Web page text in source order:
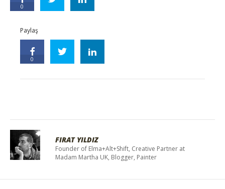
0
Paylaş
0
FIRAT YILDIZ
Founder of Elma+Alt+Shift, Creative Partner at
Madam Martha UK, Blogger, Painter